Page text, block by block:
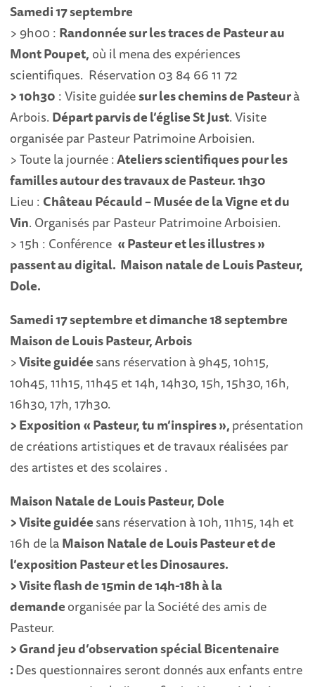
Samedi 17 septembre
> 9h00 : Randonnée sur les traces de Pasteur au
Mont Poupet, où il mena des expériences
scientifiques. Réservation 03 84 66 11 72
> 10h30 : Visite guidéesur les chemins de Pasteurà
Arbois. Départ parvis de l’église St Just. Visite
organisée par Pasteur Patrimoine Arboisien.
> Toute la journée :Ateliers scientifiques pour les
familles autour des travaux de Pasteur. 1h30
Lieu : Château Pécauld – Musée de la Vigne et du
Vin. Organisés par Pasteur Patrimoine Arboisien.
> 15h : Conférence « Pasteur et les illustres »
passent au digital. Maison natale de Louis Pasteur,
Dole.
Samedi 17 septembre et dimanche 18 septembre
Maison de Louis Pasteur, Arbois
>Visite guidéesans réservation à 9h45, 10h15,
10h45, 11h15, 11h45 et 14h, 14h30, 15h, 15h30, 16h,
16h30, 17h, 17h30.
> Exposition « Pasteur, tu m’inspires »,présentation
de créations artistiques et de travaux réalisées par
des artistes et des scolaires .
Maison Natale de Louis Pasteur, Dole
> Visite guidéesans réservation à 10h, 11h15, 14h et
16h de laMaison Natale de Louis Pasteur et de
l’exposition Pasteur et les Dinosaures.
> Visite flash de 15min de 14h-18h à la
demandeorganisée par la Société des amis de
Pasteur.
> Grand jeu d’observation spécial Bicentenaire
:Des questionnaires seront donnés aux enfants entre